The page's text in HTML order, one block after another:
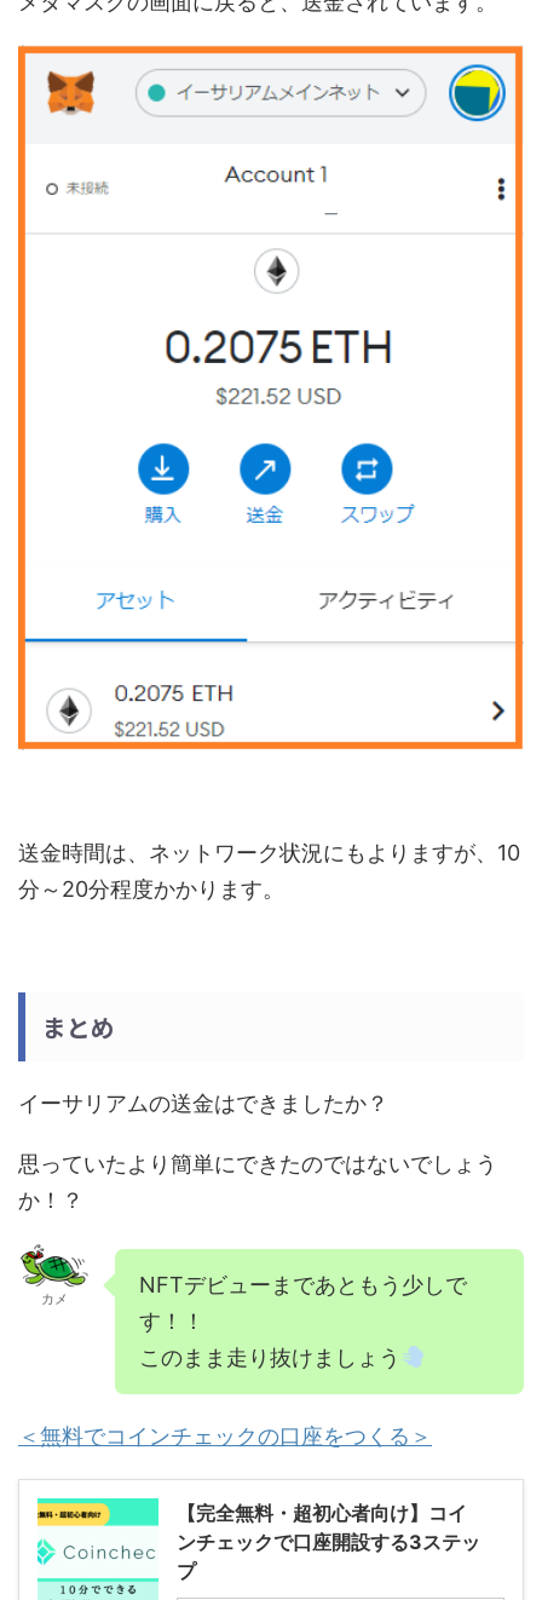
送金時間は、ネットワーク状況にもよりますが、10
分～20分程度かかります。
まとめ
イーサリアムの送金はできましたか？
思っていたより簡単にできたのではないでしょう
か！？
カメ
NFTデビューまであともう少しで
す！！
このまま走り抜けましょう
＜無料でコインチェックの口座をつくる＞
【完全無料・超初心者向け】コイ
ンチェックで口座開設する3ステッ
プ